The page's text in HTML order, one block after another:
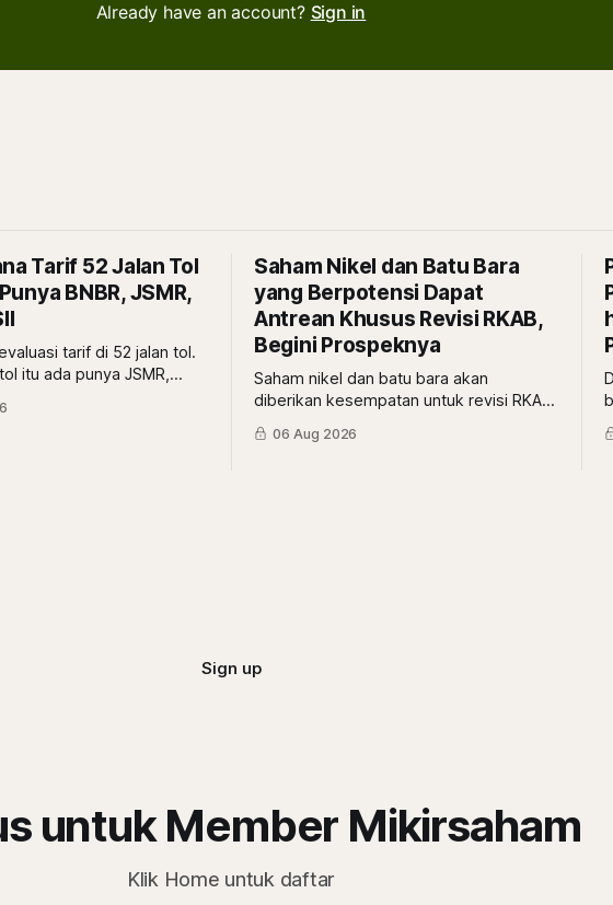
Already have an account? Sign in
Tarif 52 Jalan Tol
BNBR, JSMR,
tarif di 52 jalan tol.
itu ada punya JSMR,
Lalu, gimana
Saham Nikel dan Batu Bara
yang Berpotensi Dapat
Antrean Khusus Revisi RKAB,
Begini Prospeknya
Saham nikel dan batu bara akan
diberikan kesempatan untuk revisi RKAB,
tapi pihak yang dapat antrean khusus
adalah pemberi rasio royalti terbesar.
06 Aug 2026
Sign up
untuk Member Mikirsaham
Klik Home untuk daftar